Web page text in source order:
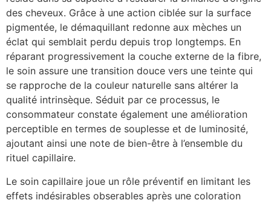
des cheveux. Grâce à une action ciblée sur la surface
pigmentée, le démaquillant redonne aux mèches un
éclat qui semblait perdu depuis trop longtemps. En
réparant progressivement la couche externe de la fibre,
le soin assure une transition douce vers une teinte qui
se rapproche de la couleur naturelle sans altérer la
qualité intrinsèque. Séduit par ce processus, le
consommateur constate également une amélioration
perceptible en termes de souplesse et de luminosité,
ajoutant ainsi une note de bien-être à l’ensemble du
rituel capillaire.
Le soin capillaire joue un rôle préventif en limitant les
effets indésirables obserables après une coloration